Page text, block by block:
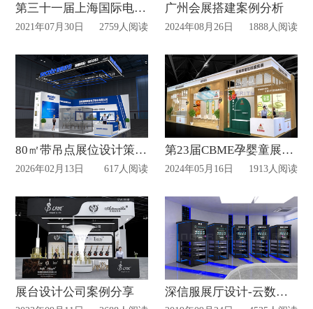
第三十一届上海国际电力设备及技术展览会
2021年07月30日 2759人阅读
广州会展搭建案例分析
2024年08月26日 1888人阅读
80㎡带吊点展位设计策划方案解析
2026年02月13日 617人阅读
第23届CBME孕婴童展览会设计搭建案例赏析
2024年05月16日 1913人阅读
展台设计公司案例分享 深信服展厅设计-云数据中心案例详解（附视频）